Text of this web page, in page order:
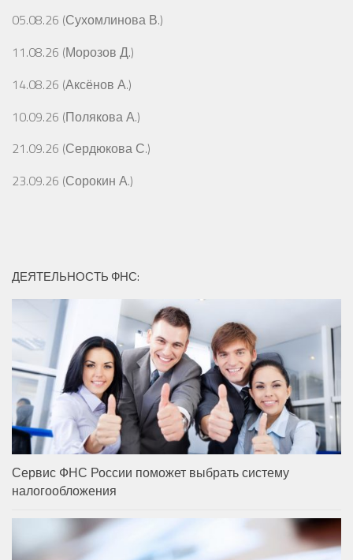
05.08.26 (Сухомлинова В.)
11.08.26 (Морозов Д.)
14.08.26 (Аксёнов А.)
10.09.26 (Полякова А.)
21.09.26 (Сердюкова С.)
23.09.26 (Сорокин А.)
ДЕЯТЕЛЬНОСТЬ ФНС:
Сервис ФНС России поможет выбрать систему
налогообложения